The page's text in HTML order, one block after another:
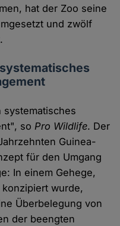
hat der Zoo seine
und zwölf
systematisches
soPro Wildlife. Der
Guinea-
für den Umgang
In einem Gehege,
wurde,
Überbelegung von
der beengten